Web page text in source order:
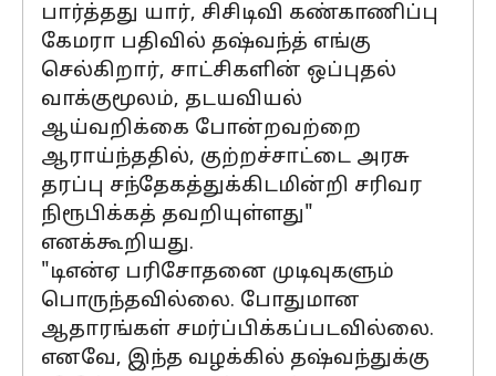
பார்த்தது யார், சிசிடிவி கண்காணிப்பு
கேமரா பதிவில் தஷ்வந்த் எங்கு
செல்கிறார், சாட்சிகளின் ஒப்புதல்
வாக்குமூலம், தடயவியல்
ஆய்வறிக்கை போன்றவற்றை
ஆராய்ந்ததில், குற்றச்சாட்டை அரசு
தரப்பு சந்தேகத்துக்கிடமின்றி சரிவர
நிரூபிக்கத் தவறியுள்ளது"
எனக்கூறியது.
"டிஎன்ஏ பரிசோதனை முடிவுகளும்
பொருந்தவில்லை. போதுமான
ஆதாரங்கள் சமர்ப்பிக்கப்படவில்லை.
எனவே, இந்த வழக்கில் தஷ்வந்துக்கு